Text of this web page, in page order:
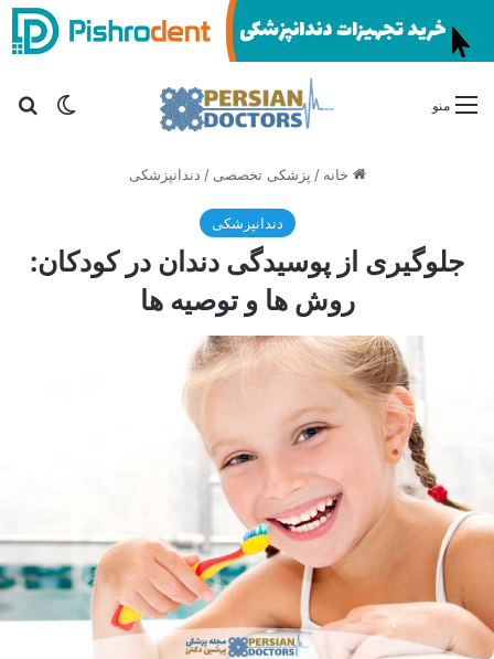
تغییر منو
خانه / پزشکی تخصصی / دندانپزشکی
دندانپزشکی
جلوگیری از پوسیدگی دندان در کودکان:
روش ها و توصیه ها